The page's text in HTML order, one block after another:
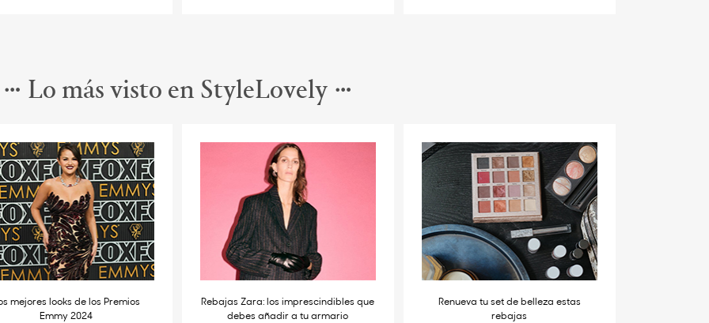
Lo más visto en StyleLovely
mejores looks de los Premios
Emmy 2024
Rebajas Zara: los imprescindibles que
debes añadir a tu armario
Renueva tu set de belleza estas
rebajas